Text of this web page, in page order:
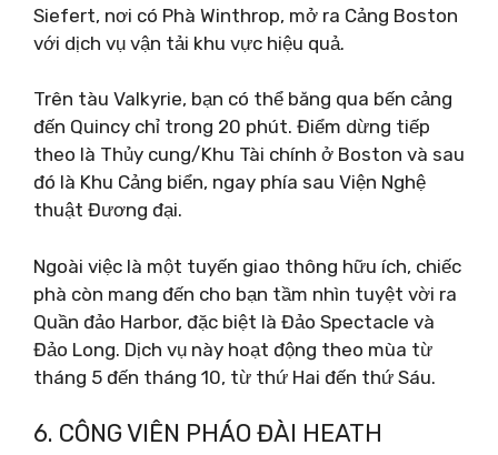
Siefert, nơi có Phà Winthrop, mở ra Cảng Boston
với dịch vụ vận tải khu vực hiệu quả.
Trên tàu Valkyrie, bạn có thể băng qua bến cảng
đến Quincy chỉ trong 20 phút. Điểm dừng tiếp
theo là Thủy cung/Khu Tài chính ở Boston và sau
đó là Khu Cảng biển, ngay phía sau Viện Nghệ
thuật Đương đại.
Ngoài việc là một tuyến giao thông hữu ích, chiếc
phà còn mang đến cho bạn tầm nhìn tuyệt vời ra
Quần đảo Harbor, đặc biệt là Đảo Spectacle và
Đảo Long. Dịch vụ này hoạt động theo mùa từ
tháng 5 đến tháng 10, từ thứ Hai đến thứ Sáu.
6. CÔNG VIÊN PHÁO ĐÀI HEATH